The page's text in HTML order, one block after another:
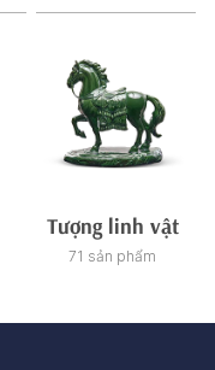
Tượng linh vật
71 sản phẩm